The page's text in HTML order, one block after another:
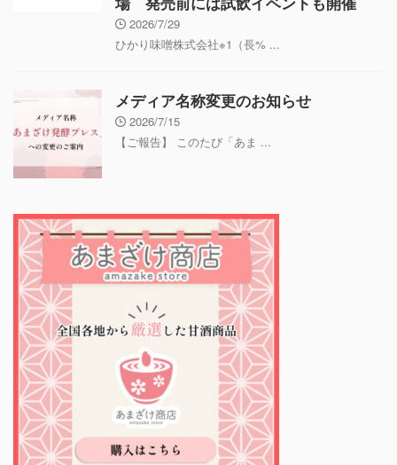
場 発売前には試飲イベントも開催
2026/7/29
ひかり味噌株式会社※1（長% ...
メディア名称変更のお知らせ
2026/7/15
【ご報告】 このたび「あま ...